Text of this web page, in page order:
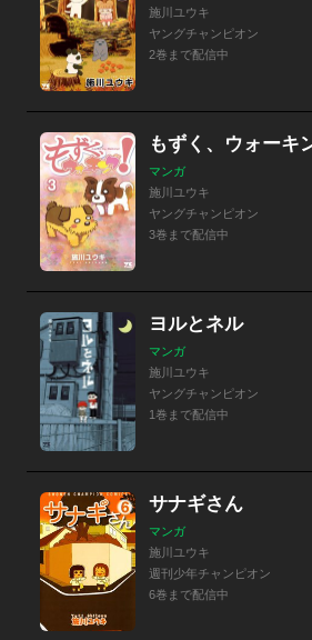
施川ユウキ
ヤングチャンピオン
2巻まで配信中
もずく、ウォーキ
マンガ
施川ユウキ
ヤングチャンピオン
3巻まで配信中
ヨルとネル
マンガ
施川ユウキ
ヤングチャンピオン
1巻まで配信中
サナギさん
マンガ
施川ユウキ
週刊少年チャンピオン
6巻まで配信中